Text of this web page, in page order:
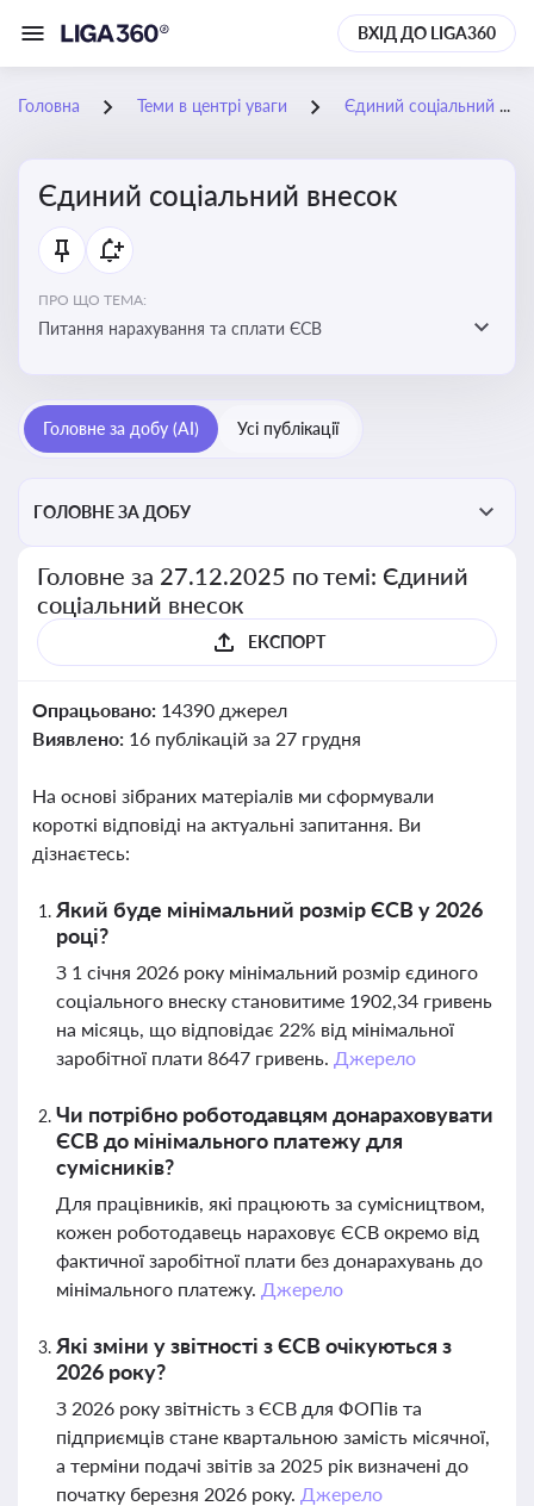
ВХІД ДО LIGA360
Головна Теми в центрі уваги Єдиний соціальний внесок
Єдиний соціальний внесок
ПРО ЩО ТЕМА:
Питання нарахування та сплати ЄСВ
Головне за добу (AI) Усі публікації
ГОЛОВНЕ ЗА ДОБУ
Головне за 27.12.2025 по темі: Єдиний
соціальний внесок
ЕКСПОРТ
Опрацьовано: 14390 джерел
Виявлено: 16 публікацій за 27 грудня
На основі зібраних матеріалів ми сформували
короткі відповіді на актуальні запитання. Ви
дізнаєтесь:
Який буде мінімальний розмір ЄСВ у 2026
році?
З 1 січня 2026 року мінімальний розмір єдиного
соціального внеску становитиме 1902,34 гривень
на місяць, що відповідає 22% від мінімальної
заробітної плати 8647 гривень. Джерело
Чи потрібно роботодавцям донараховувати
ЄСВ до мінімального платежу для
сумісників?
Для працівників, які працюють за сумісництвом,
кожен роботодавець нараховує ЄСВ окремо від
фактичної заробітної плати без донарахувань до
мінімального платежу. Джерело
Які зміни у звітності з ЄСВ очікуються з
2026 року?
З 2026 року звітність з ЄСВ для ФОПів та
підприємців стане квартальною замість місячної,
а терміни подачі звітів за 2025 рік визначені до
початку березня 2026 року. Джерело